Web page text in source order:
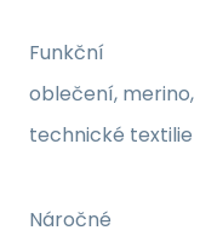
Funkční
oblečení, merino,
technické textilie
Náročné